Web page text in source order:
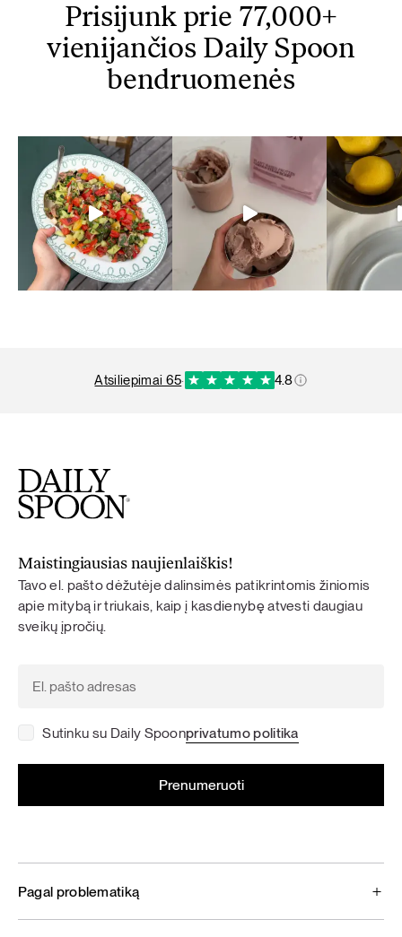
Prisijunk prie 77,000+
vienijančios Daily Spoon
bendruomenės
atsiliepimai 65· 4.8
Maistingiausias naujienlaiškis!
Tavo el. pašto dėžutėje dalinsimės patikrintomis žiniomis
apie mitybą ir triukais, kaip į kasdienybę atvesti daugiau
sveikų įpročių.
Sutinku su Daily Spoonprivatumo politika
Pagal problematiką